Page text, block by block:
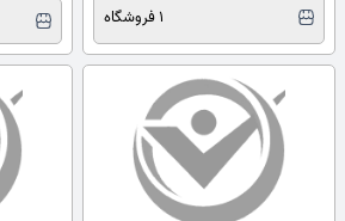
1 فروشگاه